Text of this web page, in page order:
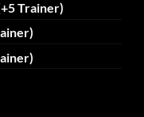
Trainer)